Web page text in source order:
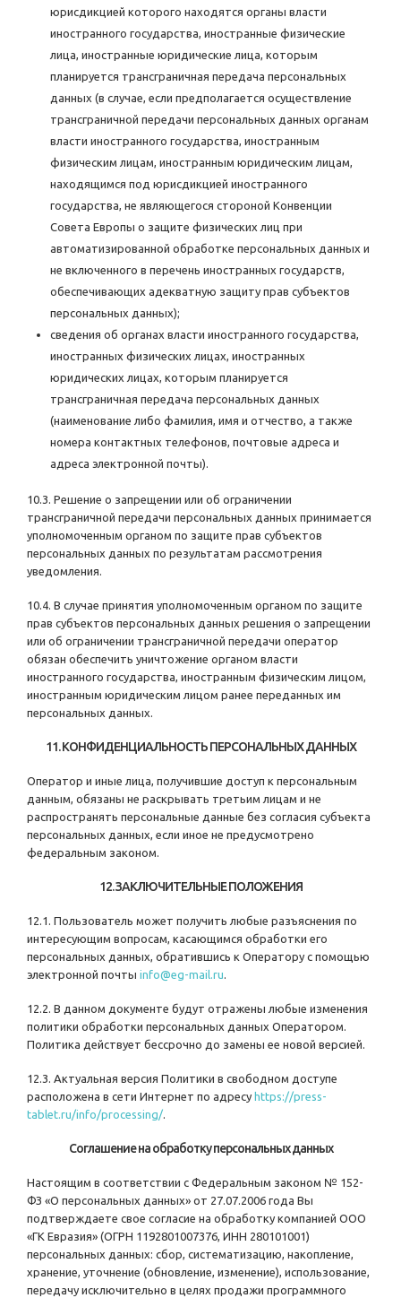
юрисдикцией которого находятся органы власти
иностранного государства, иностранные физические
лица, иностранные юридические лица, которым
планируется трансграничная передача персональных
данных (в случае, если предполагается осуществление
трансграничной передачи персональных данных органам
власти иностранного государства, иностранным
физическим лицам, иностранным юридическим лицам,
находящимся под юрисдикцией иностранного
государства, не являющегося стороной Конвенции
Совета Европы о защите физических лиц при
автоматизированной обработке персональных данных и
не включенного в перечень иностранных государств,
обеспечивающих адекватную защиту прав субъектов
персональных данных);
сведения об органах власти иностранного государства,
иностранных физических лицах, иностранных
юридических лицах, которым планируется
трансграничная передача персональных данных
(наименование либо фамилия, имя и отчество, а также
номера контактных телефонов, почтовые адреса и
адреса электронной почты).
10.3. Решение о запрещении или об ограничении
трансграничной передачи персональных данных принимается
уполномоченным органом по защите прав субъектов
персональных данных по результатам рассмотрения
уведомления.
10.4. В случае принятия уполномоченным органом по защите
прав субъектов персональных данных решения о запрещении
или об ограничении трансграничной передачи оператор
обязан обеспечить уничтожение органом власти
иностранного государства, иностранным физическим лицом,
иностранным юридическим лицом ранее переданных им
персональных данных.
11. КОНФИДЕНЦИАЛЬНОСТЬ ПЕРСОНАЛЬНЫХ ДАННЫХ
Оператор и иные лица, получившие доступ к персональным
данным, обязаны не раскрывать третьим лицам и не
распространять персональные данные без согласия субъекта
персональных данных, если иное не предусмотрено
федеральным законом.
12. ЗАКЛЮЧИТЕЛЬНЫЕ ПОЛОЖЕНИЯ
12.1. Пользователь может получить любые разъяснения по
интересующим вопросам, касающимся обработки его
персональных данных, обратившись к Оператору с помощью
электронной почты info@eg-mail.ru.
12.2. В данном документе будут отражены любые изменения
политики обработки персональных данных Оператором.
Политика действует бессрочно до замены ее новой версией.
12.3. Актуальная версия Политики в свободном доступе
расположена в сети Интернет по адресу https://press-
tablet.ru/info/processing/.
Соглашение на обработку персональных данных
Настоящим в соответствии с Федеральным законом № 152-
ФЗ «О персональных данных» от 27.07.2006 года Вы
подтверждаете свое согласие на обработку компанией ООО
«ГК Евразия» (ОГРН 1192801007376, ИНН 280101001)
персональных данных: сбор, систематизацию, накопление,
хранение, уточнение (обновление, изменение), использование,
передачу исключительно в целях продажи программного